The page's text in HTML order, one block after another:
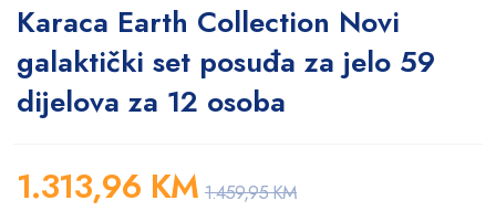
Karaca Earth Collection Novi
galaktički set posuđa za jelo 59
dijelova za 12 osoba
1.459,95KM
1.313,96 KM